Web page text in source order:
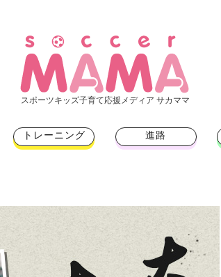
スポーツキッズ子育て応援メディア サカママ
トレーニング 進路